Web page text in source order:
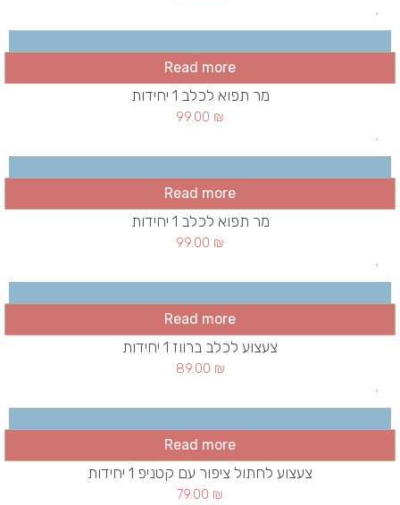
Read more
מר תפוא לכלב 1 יחידות
99.00 ₪
Read more
מר תפוא לכלב 1 יחידות
99.00 ₪
Read more
צעצוע לכלב ברווז 1 יחידות
89.00 ₪
Read more
צעצוע לחתול ציפור עם קטניפ 1 יחידות
79.00 ₪